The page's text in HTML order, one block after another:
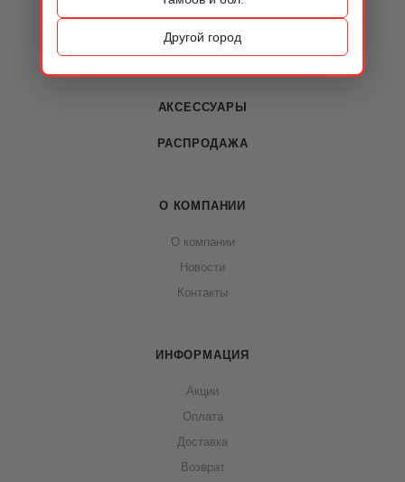
Другой город
ОБУВЬ
СУМКИ
АКСЕССУАРЫ
РАСПРОДАЖА
О КОМПАНИИ
О компании
Новости
Контакты
ИНФОРМАЦИЯ
Акции
Оплата
Доставка
Возврат